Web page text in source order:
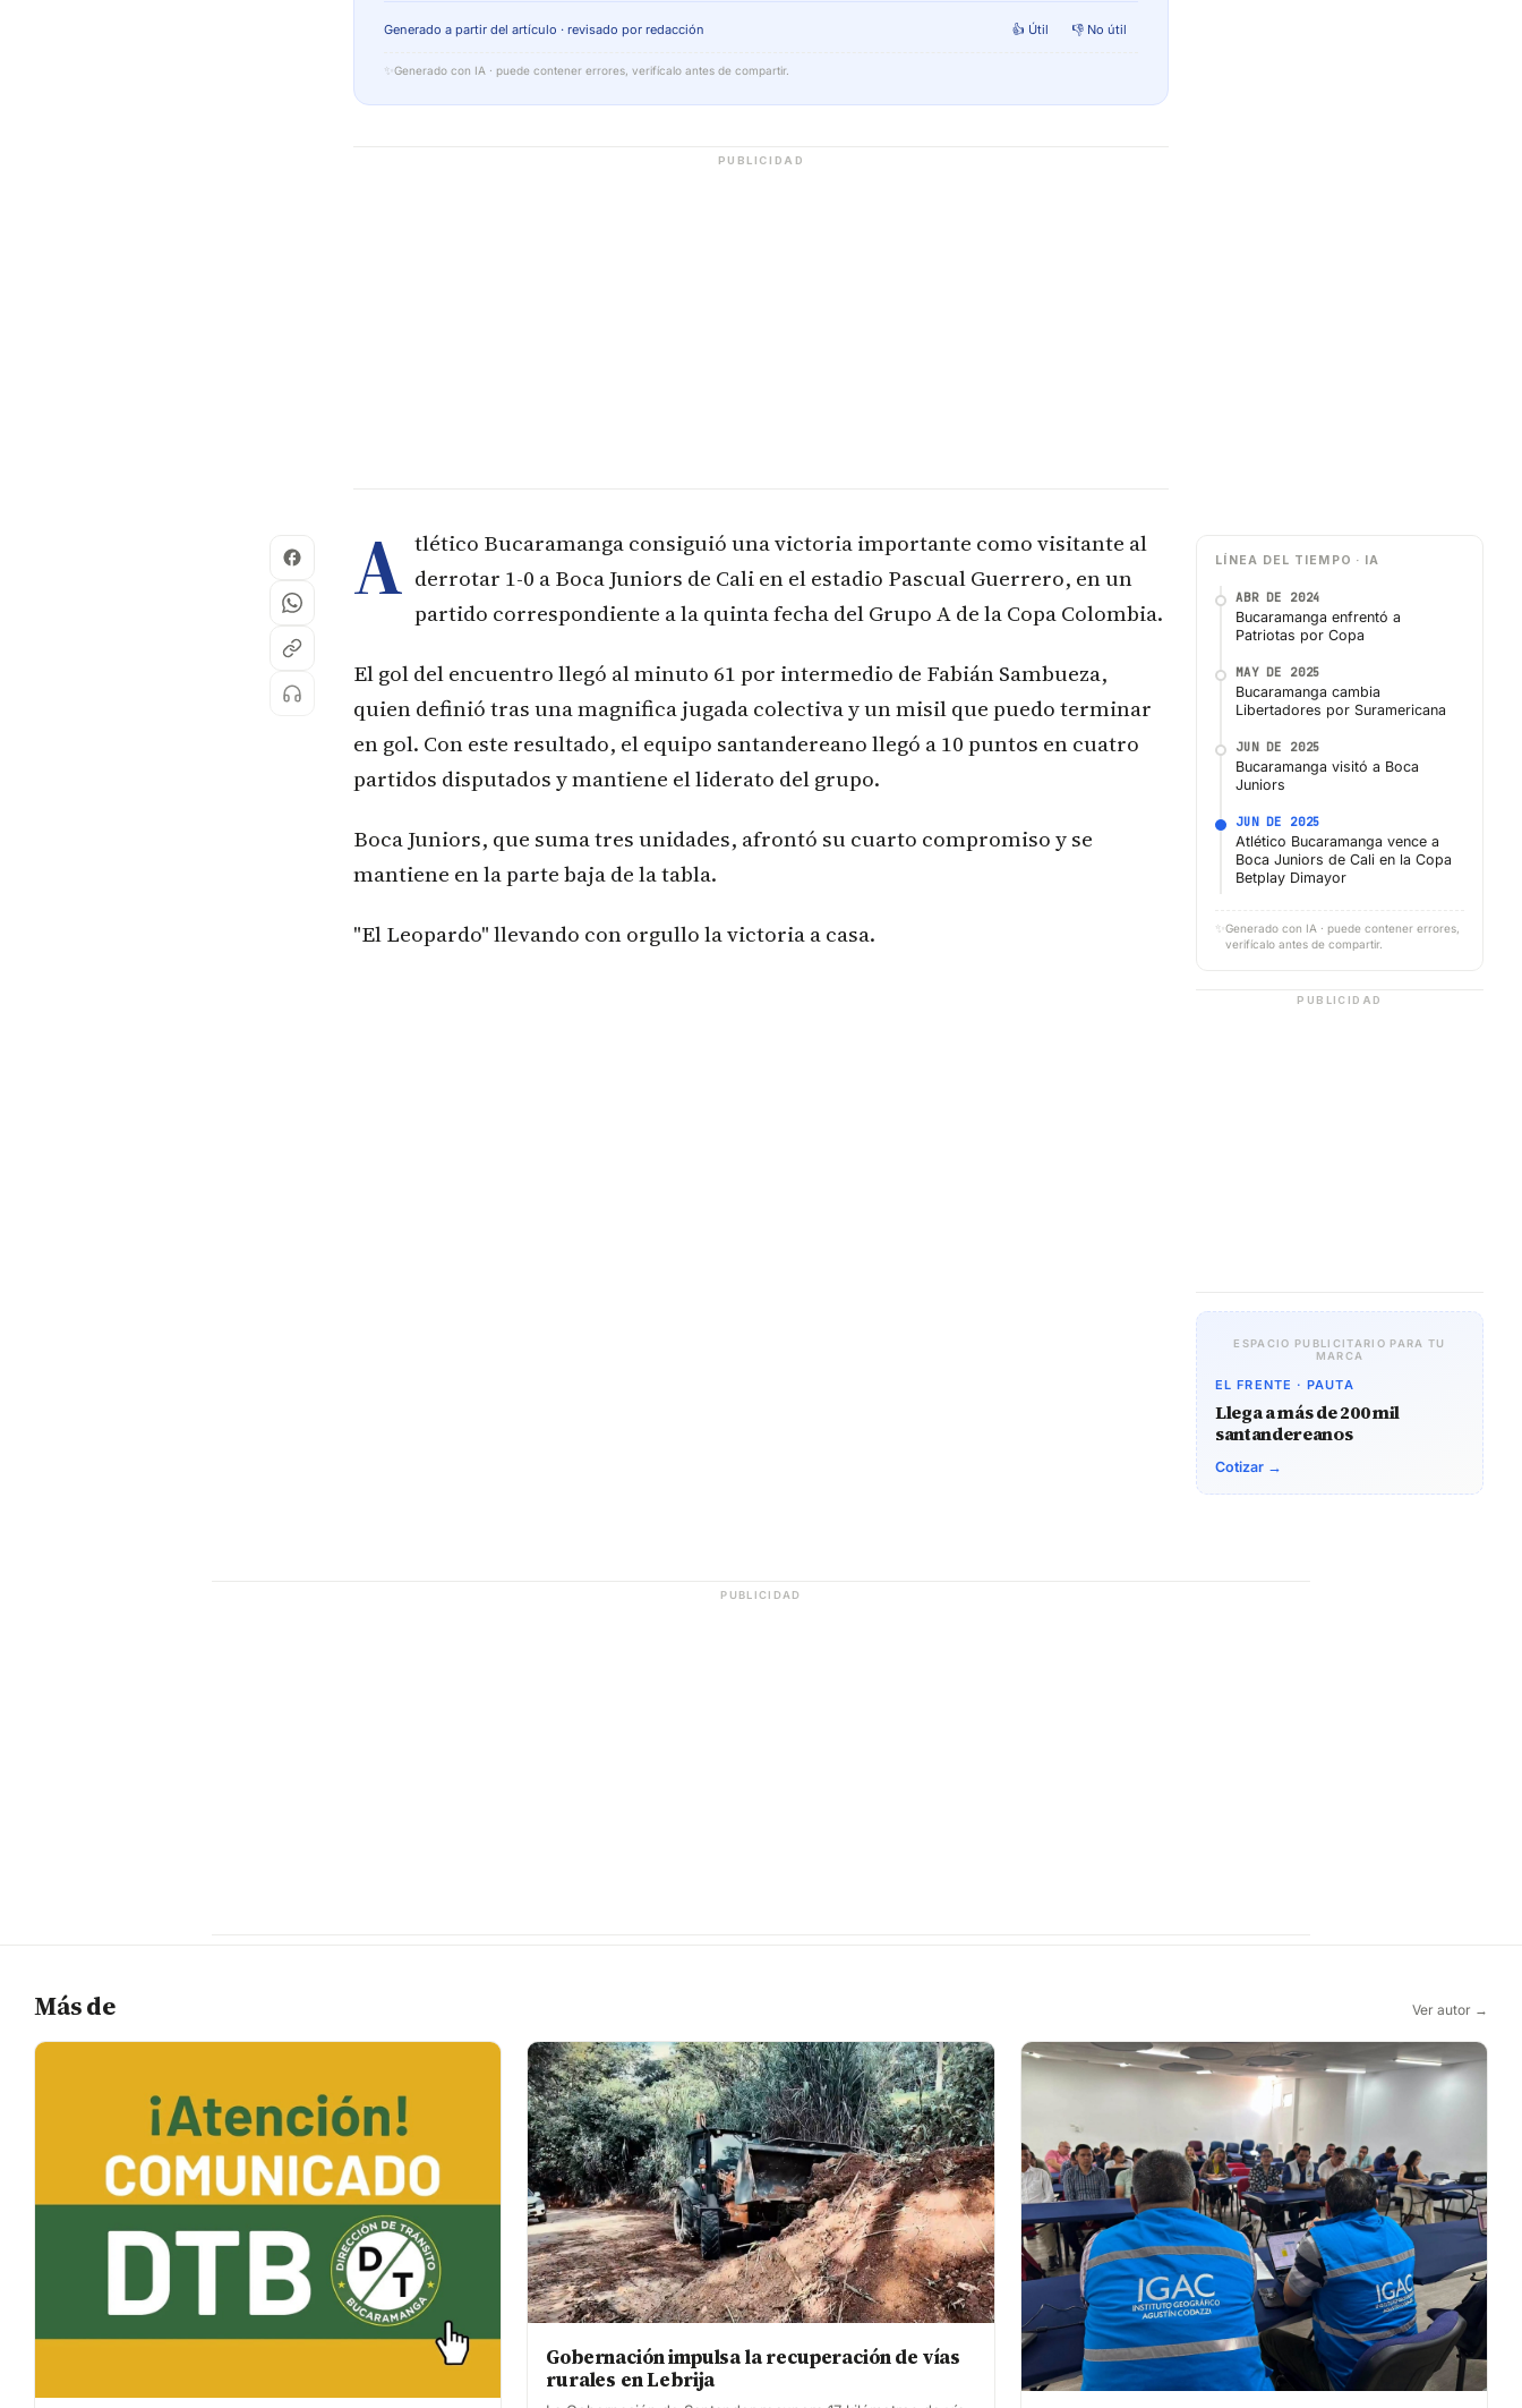
Generado a partir del artículo · revisado por redacción 👍 Útil 👎 No útil
✨ Generado con IA · puede contener errores, verifícalo antes de compartir.
PUBLICIDAD
A tlético Bucaramanga consiguió una victoria importante como visitante al
derrotar 1-0 a Boca Juniors de Cali en el estadio Pascual Guerrero, en un
partido correspondiente a la quinta fecha del Grupo A de la Copa Colombia.
El gol del encuentro llegó al minuto 61 por intermedio de Fabián Sambueza,
quien definió tras una magnifica jugada colectiva y un misil que puedo terminar
en gol. Con este resultado, el equipo santandereano llegó a 10 puntos en cuatro
partidos disputados y mantiene el liderato del grupo.
Boca Juniors, que suma tres unidades, afrontó su cuarto compromiso y se
mantiene en la parte baja de la tabla.
"El Leopardo" llevando con orgullo la victoria a casa.
LÍNEA DEL TIEMPO · IA
ABR DE 2024
Bucaramanga enfrentó a
Patriotas por Copa
MAY DE 2025
Bucaramanga cambia
Libertadores por Suramericana
JUN DE 2025
Bucaramanga visitó a Boca
Juniors
JUN DE 2025
Atlético Bucaramanga vence a
Boca Juniors de Cali en la Copa
Betplay Dimayor
✨ Generado con IA · puede contener errores,
verifícalo antes de compartir.
PUBLICIDAD
ESPACIO PUBLICITARIO PARA TU
MARCA
EL FRENTE · PAUTA
Llega a más de 200 mil
santandereanos
Cotizar →
PUBLICIDAD
Más de Ver autor →
Gobernación impulsa la recuperación de vías
rurales en Lebrija